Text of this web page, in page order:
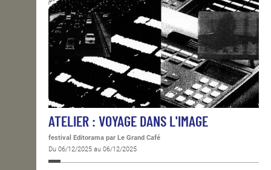
ATELIER : VOYAGE DANS L'IMAGE
festival Editorama par Le Grand Café
Du 06/12/2025 au 06/12/2025